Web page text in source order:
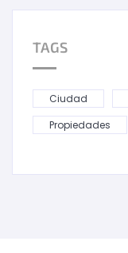
TAGS
Ciudad
Propiedades